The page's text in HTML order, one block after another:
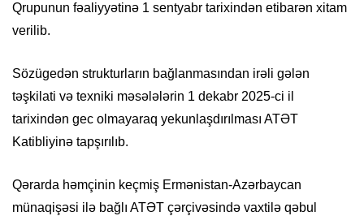
Qrupunun fəaliyyətinə 1 sentyabr tarixindən etibarən xitam
verilib.
Sözügedən strukturların bağlanmasından irəli gələn
təşkilati və texniki məsələlərin 1 dekabr 2025-ci il
tarixindən gec olmayaraq yekunlaşdırılması ATƏT
Katibliyinə tapşırılıb.
Qərarda həmçinin keçmiş Ermənistan-Azərbaycan
münaqişəsi ilə bağlı ATƏT çərçivəsində vaxtilə qəbul